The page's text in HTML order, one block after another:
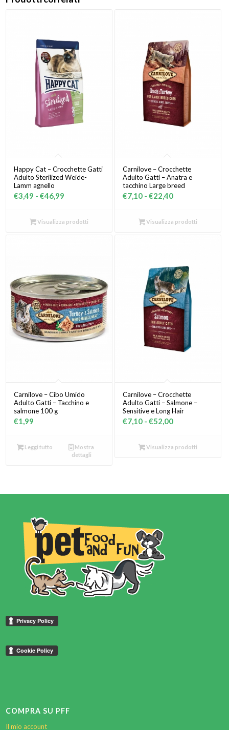
Happy Cat – Crocchette Gatti
Adulto Sterilized Weide-
Lamm agnello
€3,49 - €46,99
prezzo:
Visualizza prodotti
Carnilove – Crocchette
Adulto Gatti – Anatra e
tacchino Large breed
€7,10 - €22,40Fascia
prezzo:
€22,40
Visualizza prodotti
Carnilove – Cibo Umido
Adulto Gatti – Tacchino e
salmone 100 g
€1,99
Leggi tutto
Mostra
dettagli
Carnilove – Crocchette
Adulto Gatti – Salmone –
Sensitive e Long Hair
€7,10 - €52,00Fascia
prezzo:
€52,00
Visualizza prodotti
COMPRA SU PFF
Il mio account